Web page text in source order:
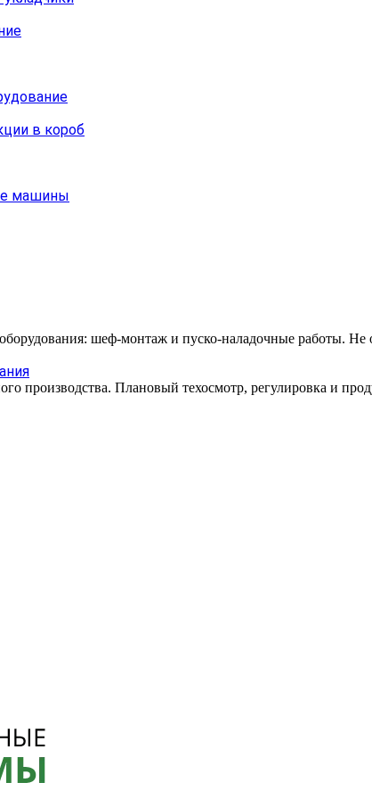
в короб
машины
шеф-монтаж и пуско-наладочные работы.
производства. Плановый техосмотр, регулировка и